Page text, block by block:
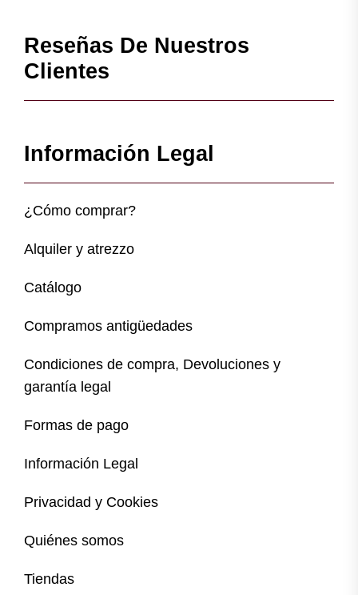
Reseñas De Nuestros
Clientes
Información Legal
¿Cómo comprar?
Alquiler y atrezzo
Catálogo
Compramos antigüedades
Condiciones de compra, Devoluciones y
garantía legal
Formas de pago
Información Legal
Privacidad y Cookies
Quiénes somos
Tiendas